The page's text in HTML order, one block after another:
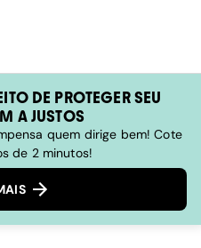
DE PROTEGER SEU
A JUSTOS
quem dirige bem! Cote
de 2 minutos!